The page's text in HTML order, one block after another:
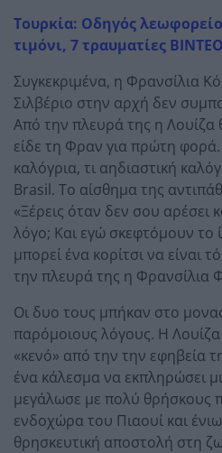
Τουρκία: Οδηγός
τιμόνι, 7 τραυματίες ΒΙΝΤΕΟ
Συγκεκριμένα, η Φρανσίλια
Σιλβέριο στην αρχή δεν
Από την πλευρά της η Λουίζα
είδε τη Φραν για πρώτη
καλόγρια, τι αηδιαστική
Brasil. Το αίσθημα της
«Ξέρεις όταν δεν σου αρέσει
λόγο; Και εγώ σκεφτόμουν το
μπορεί ένα κορίτσι να είναι
την πλευρά της η Φρανσίλια
Οι δυο τους μπήκαν στο
παρόμοιους λόγους. Η
«κενό» από την την εφηβεία
ένα κάλεσμα να εκπληρώσει
μεγάλωσε με πολύ θρήσκους
ενδοχώρα του Πιαουί και
θρησκευτική αποστολή στη